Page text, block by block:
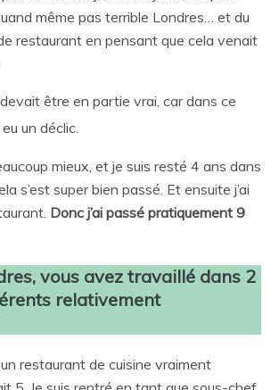
même pas terrible Londres… et du
restaurant en pensant que cela venait
être en partie vrai, car dans ce
un déclic.
mieux, et je suis resté 4 ans dans
s’est super bien passé. Et ensuite j’ai
Donc j’ai passé pratiquement 9
vous avez travaillé dans 2
relativement
restaurant de cuisine vraiment